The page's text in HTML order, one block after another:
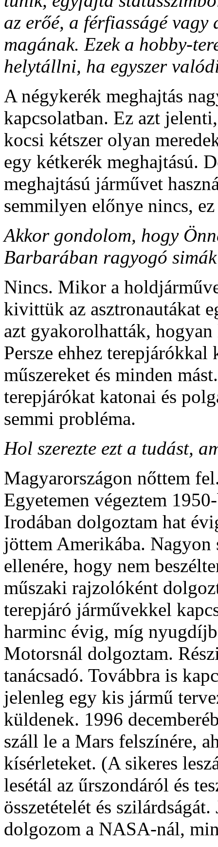
az erőé, a férfiasságé vagy
magának. Ezek a hobby-
helytállni, ha egyszer
A négykerék meghajtás
kapcsolatban. Ez azt
kocsi kétszer olyan
egy kétkerék meghajtású.
meghajtású járművet
semmilyen előnye nincs,
Akkor gondolom, hogy
Barbarában ragyogó
Nincs. Mikor a
kivittük az asztronautákat
azt gyakorolhatták,
Persze ehhez
műszereket és minden
terepjárókat katonai és
semmi probléma.
Hol szerezte ezt a tudást,
Magyarországon nőttem
Egyetemen végeztem
Irodában dolgoztam hat
jöttem Amerikába. Nagyon
ellenére, hogy nem
műszaki rajzolóként
terepjáró járművekkel
harminc évig, míg
Motorsnál dolgoztam.
tanácsadó. Továbbra is
jelenleg egy kis jármű
küldenek. 1996
száll le a Mars felszínére,
kísérleteket. (A sikeres
lesétál az űrszondáról és
összetételét és
dolgozom a NASA-nál,